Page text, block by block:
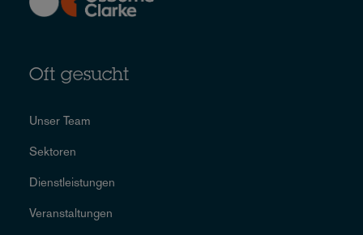
Oft gesucht
Unser Team
Sektoren
Dienstleistungen
Veranstaltungen